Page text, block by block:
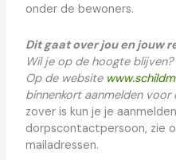
onder de bewoners.
Dit gaat over jou en jouw
Wil je op de hoogte blijven?
Op de website
binnenkort aanmelden voor
zover is kun je je
dorpscontactpersoon, zie
mailadressen.